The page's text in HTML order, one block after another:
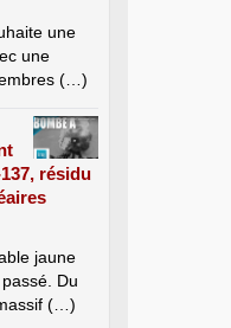
une
une
(…)
résidu
jaune
Du
(…)